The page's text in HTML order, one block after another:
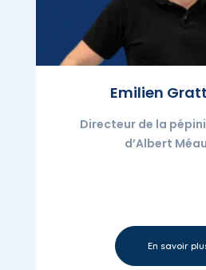
Emilien
Directeur de la
d’Albert
En savoir